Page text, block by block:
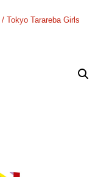
/ Tokyo Tarareba Girls